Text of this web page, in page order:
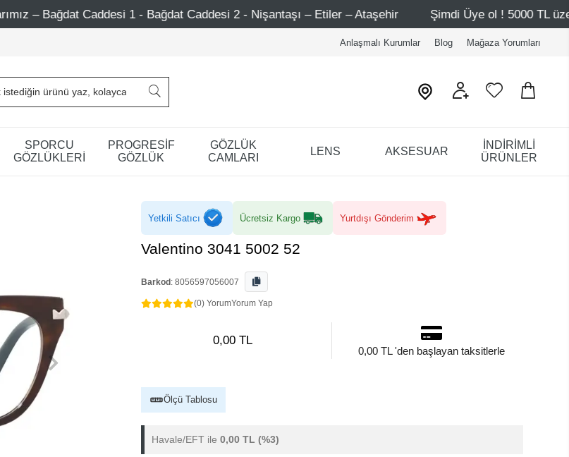
1 - Bağdat Caddesi 2 - Nişantaşı – Etiler – Ataşehir Şimdi Üye ol ! 5000 TL üzeri ilk alışverişinde
Anlaşmalı Kurumlar Blog Mağaza Yorumları
SPORCU
GÖZLÜKLERİ
PROGRESİF
GÖZLÜK
GÖZLÜK
CAMLARI
LENS AKSESUAR
İNDİRİMLİ
ÜRÜNLER
Yetkili Satıcı Ücretsiz Kargo Yurtdışı Gönderim
Valentino 3041 5002 52
Barkod : 8056597056007
(0) YorumYorum Yap
0,00 TL
0,00 TL 'den başlayan taksitlerle
Ölçü Tablosu
Havale/EFT ile 0,00 TL (%3)